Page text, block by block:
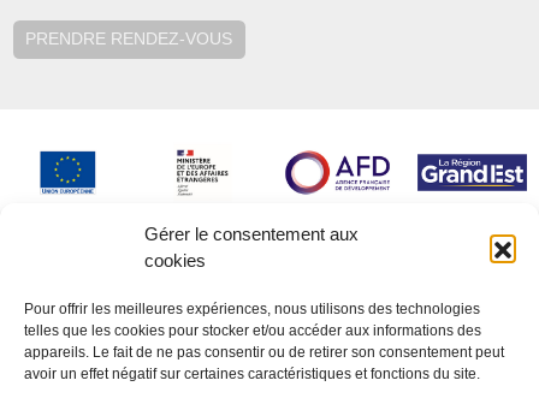
Gérer le consentement aux
cookies
Pour offrir les meilleures expériences, nous utilisons des technologies
telles que les cookies pour stocker et/ou accéder aux informations des
appareils. Le fait de ne pas consentir ou de retirer son consentement peut
avoir un effet négatif sur certaines caractéristiques et fonctions du site.
PRENDRE RENDEZ-VOUS